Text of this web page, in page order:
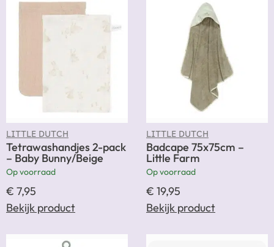
LITTLE DUTCH
Tetrawashandjes 2-pack
– Baby Bunny/Beige
Op voorraad
€ 7,95
Bekijk product
LITTLE DUTCH
Badcape 75x75cm –
Little Farm
Op voorraad
€ 19,95
Bekijk product